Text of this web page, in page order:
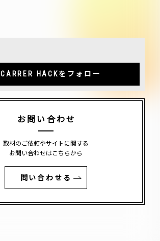
CARRER HACKをフォロー
お問い合わせ
取材のご依頼やサイトに関する
お問い合わせはこちらから
問い合わせる